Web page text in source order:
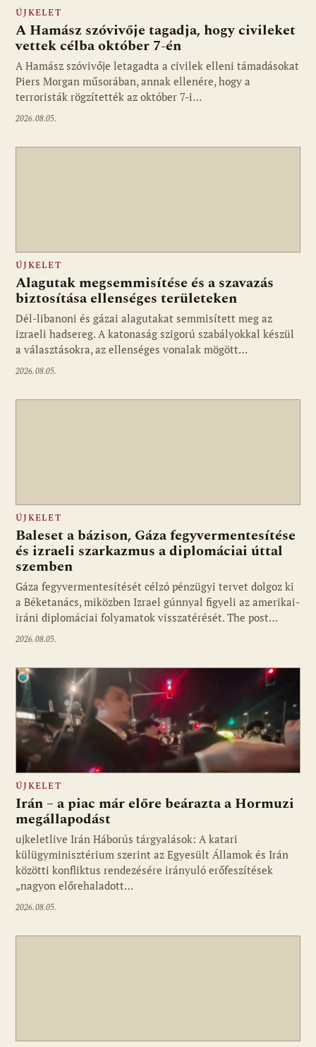
ÚJKELET
A Hamász szóvivője tagadja, hogy civileket
vettek célba október 7-én
A Hamász szóvivője letagadta a civilek elleni támadásokat
Piers Morgan műsorában, annak ellenére, hogy a
terroristák rögzítették az október 7-i…
2026.08.05.
ÚJKELET
Alagutak megsemmisítése és a szavazás
biztosítása ellenséges területeken
Dél-libanoni és gázai alagutakat semmisített meg az
izraeli hadsereg. A katonaság szigorú szabályokkal készül
a választásokra, az ellenséges vonalak mögött…
2026.08.05.
ÚJKELET
Baleset a bázison, Gáza fegyvermentesítése
és izraeli szarkazmus a diplomáciai úttal
szemben
Gáza fegyvermentesítését célzó pénzügyi tervet dolgoz ki
a Béketanács, miközben Izrael gúnnyal figyeli az amerikai-
iráni diplomáciai folyamatok visszatérését. The post…
2026.08.05.
Fotó: ujkelet.live
ÚJKELET
Irán – a piac már előre beárazta a Hormuzi
megállapodást
ujkeletlive Irán Háborús tárgyalások: A katari
külügyminisztérium szerint az Egyesült Államok és Irán
közötti konfliktus rendezésére irányuló erőfeszítések
„nagyon előrehaladott…
2026.08.05.